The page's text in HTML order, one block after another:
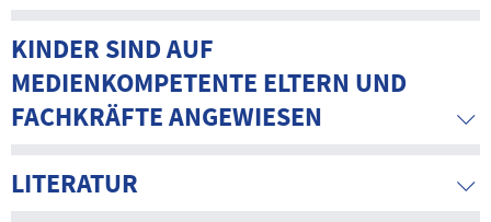
KINDER SIND AUF
MEDIENKOMPETENTE ELTERN UND
FACHKRÄFTE ANGEWIESEN
LITERATUR